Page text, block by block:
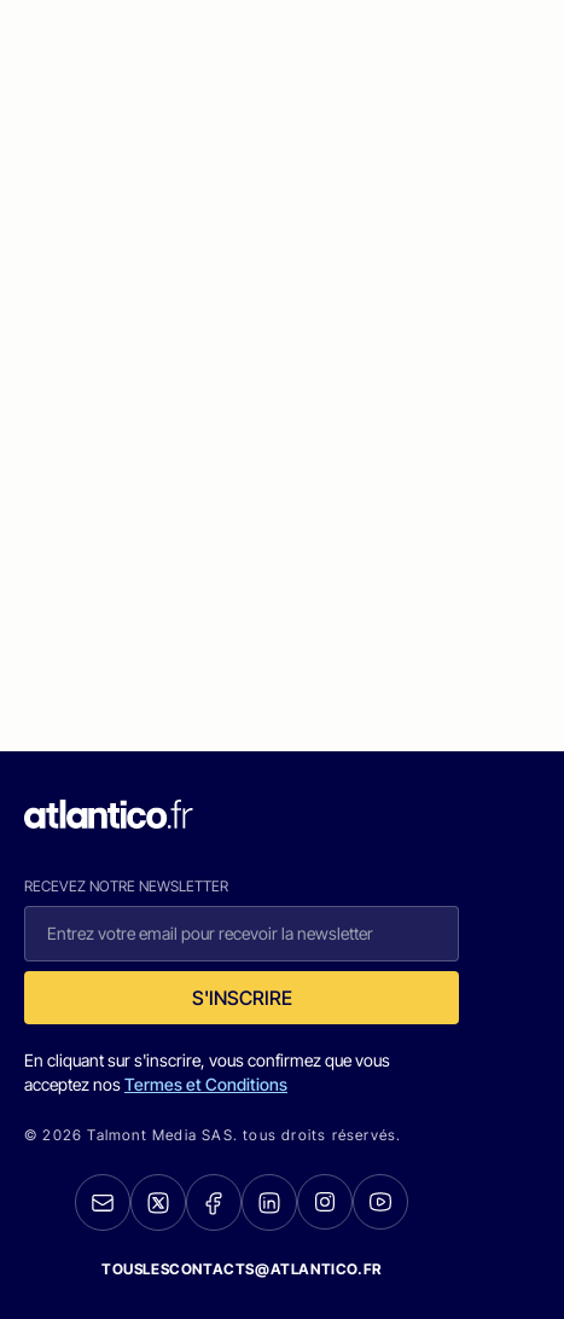
RECEVEZ NOTRE NEWSLETTER
S'INSCRIRE
En cliquant sur s'inscrire, vous confirmez que vous
acceptez nosTermes et Conditions
© 2026 Talmont Media SAS. tous droits réservés.
TOUSLESCONTACTS@ATLANTICO.FR